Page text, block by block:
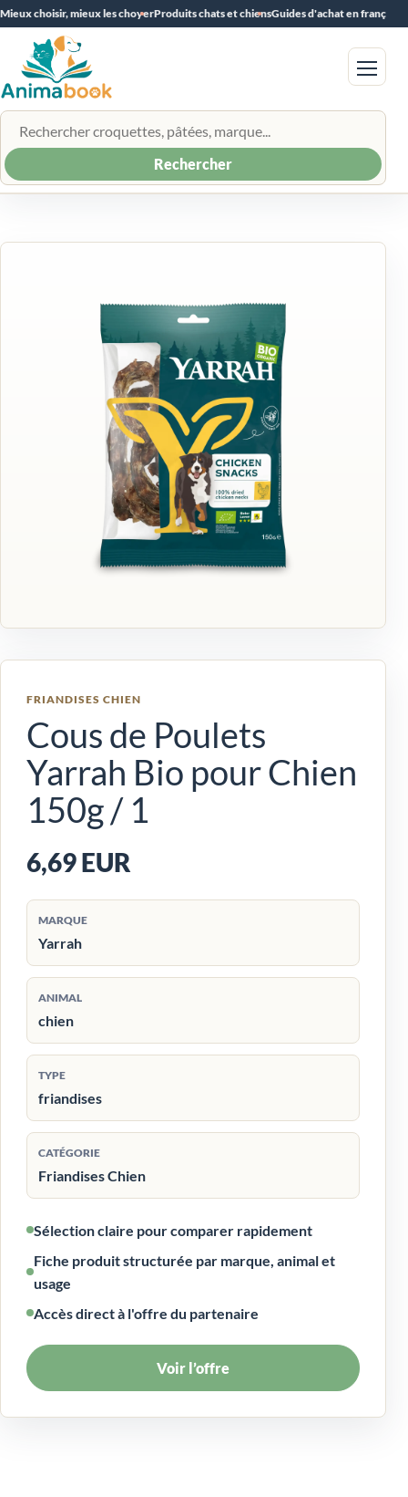
Mieux choisir, mieux les choyerProduits chats et chiensGuides d'achat en français
Rechercher un produit
Rechercher
Menu
FRIANDISES CHIEN
Cous de Poulets
Yarrah Bio pour Chien
150g / 1
6,69 EUR
MARQUE
Yarrah
ANIMAL
chien
TYPE
friandises
CATÉGORIE
Friandises Chien
Sélection claire pour comparer rapidement
Fiche produit structurée par marque, animal et
usage
Accès direct à l'offre du partenaire
Voir l’offre